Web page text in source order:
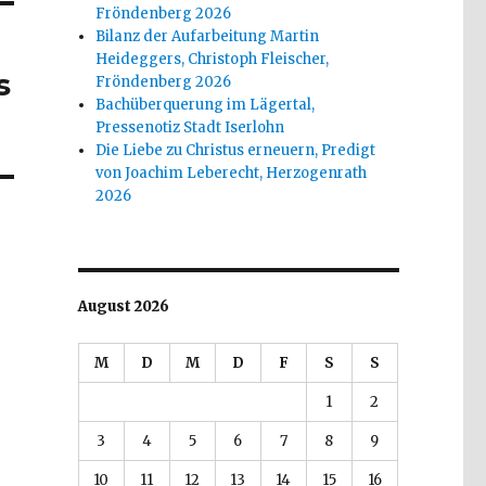
Fröndenberg 2026
Bilanz der Aufarbeitung Martin
Heideggers, Christoph Fleischer,
Fröndenberg 2026
Bachüberquerung im Lägertal,
Pressenotiz Stadt Iserlohn
Die Liebe zu Christus erneuern, Predigt
von Joachim Leberecht, Herzogenrath
2026
August 2026
M D M D F S S
1 2
3 4 5 6 7 8 9
10 11 12 13 14 15 16